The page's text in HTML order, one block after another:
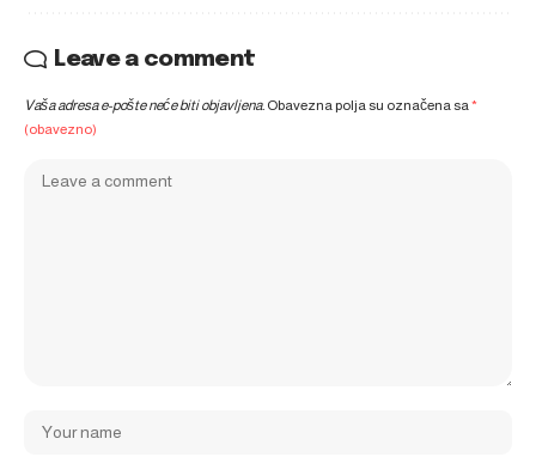
Leave a comment
Vaša adresa e-pošte neće biti objavljena. Obavezna polja su označena sa*
(obavezno)